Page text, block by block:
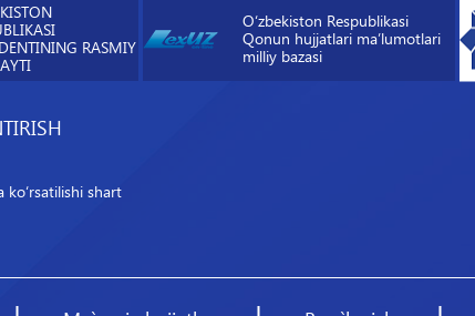
RASMIY
O‘zbekiston Respublikasi
Qonun hujjatlari maʼlumotlari
milliy bazasi
ko‘rsatilishi shart